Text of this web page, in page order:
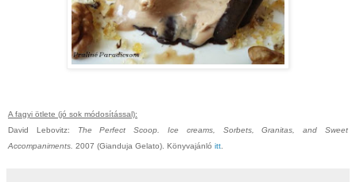
A fagyi ötlete (jó sok módosítással):
David Lebovitz:
The Perfect Scoop. Ice creams, Sorbets, Granitas, and Sweet
Accompaniments. 2007 (Gianduja Gelato). Könyvajánló itt.